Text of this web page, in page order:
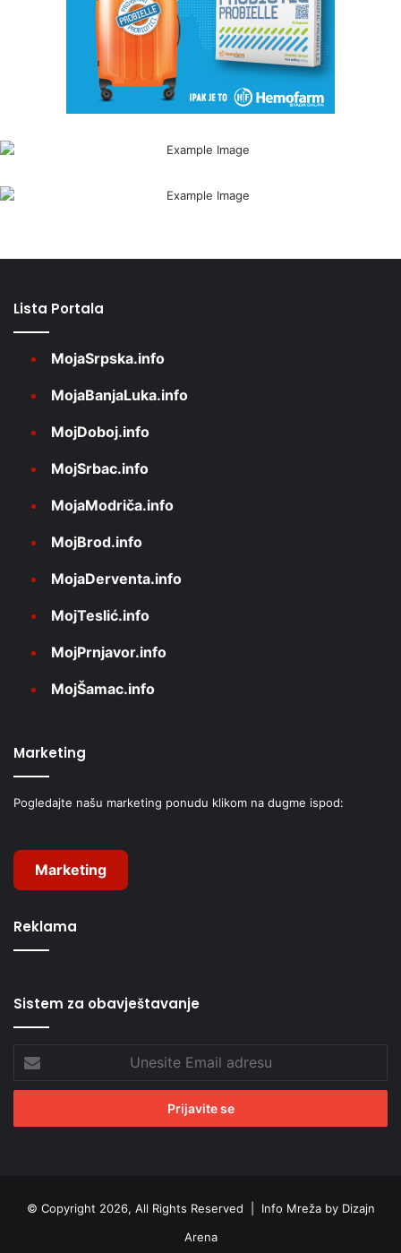
Lista Portala
MojaSrpska.info
MojaBanjaLuka.info
MojDoboj.info
MojSrbac.info
MojaModriča.info
MojBrod.info
MojaDerventa.info
MojTeslić.info
MojPrnjavor.info
MojŠamac.info
Marketing
Pogledajte našu marketing ponudu klikom na dugme ispod:
Marketing
Reklama
Sistem za obavještavanje
Email
adresu
© Copyright 2026, All Rights Reserved | Info Mreža by Dizajn
Arena